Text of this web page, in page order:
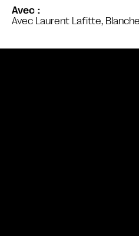
Avec
Avec Laurent Lafitte,